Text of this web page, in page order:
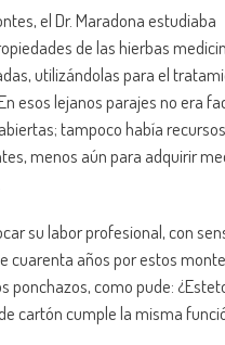
el Dr. Maradona estudiaba
de las hierbas
utilizándolas para el
esos lejanos parajes no era
tampoco había
menos aún para adquirir
su labor profesional, con
cuarenta años por estos
ponchazos, como pude:
cartón cumple la misma